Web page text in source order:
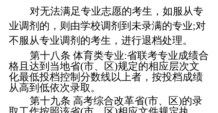
对无法满足专业志愿的考生，如服从专
业调剂的，则由学校调剂到未录满的专业;对
不服从专业调剂的考生， 进行退档处理。
第十八条 体育类专业:省联考专业成绩合
格且达到当地省(市、 区)规定的相应层次文
化最低投档控制分数线以上者，按投档成绩
从高到低依次录取 。
第十九条 高考综合改革省(市、 区)的录